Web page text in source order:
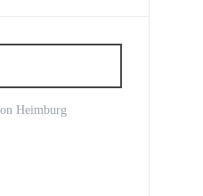
Heimburg